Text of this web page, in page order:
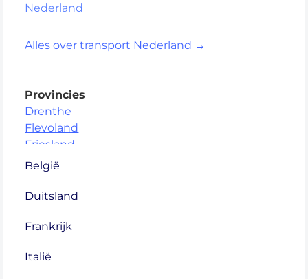
Nederland
Alles over transport Nederland →
Provincies
Drenthe
Flevoland
Friesland
Gelderland
Limburg
Noord-Holland
Utrecht
België
Duitsland
Frankrijk
Italië